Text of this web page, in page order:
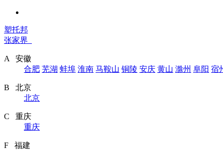
塑托邦
张家界
A 安徽
合肥 芜湖 蚌埠 淮南 马鞍山 铜陵 安庆 黄山 滁州 阜阳 宿
B 北京
北京
C 重庆
重庆
F 福建